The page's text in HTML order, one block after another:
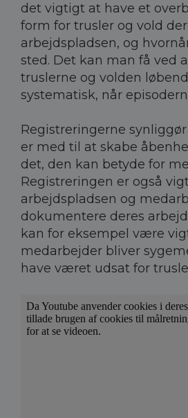
det vigtigt at have et
form for trusler og vold
arbejdspladsen, og
sted. Det kan man få ved
truslerne og volden
systematisk, når
Registreringerne
er med til at skabe
det, den kan betyde for
Registreringen er også
arbejdspladsen og
dokumentere deres
kan for eksempel være
medarbejder bliver
have været udsat for